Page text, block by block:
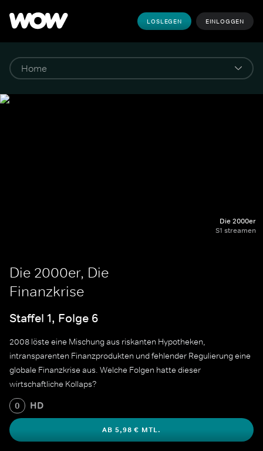
LOSLEGEN EINLOGGEN
Die 2000er
S1 streamen
Die 2000er, Die
Finanzkrise
Staffel 1, Folge 6
2008 löste eine Mischung aus riskanten Hypotheken,
intransparenten Finanzprodukten und fehlender Regulierung eine
globale Finanzkrise aus. Welche Folgen hatte dieser
wirtschaftliche Kollaps?
0 HD
AB 5,98 € MTL.